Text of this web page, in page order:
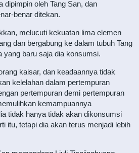
dipimpin oleh Tang San, dan
benar ditekan.
melucuti kekuatan lima elemen
dan bergabung ke dalam tubuh Tang
yang baru saja dia konsumsi.
kaisar, dan keadaannya tidak
kelelahan dalam pertempuran
pertempuran demi pertempuran
kemampuannya
tidak hanya tidak akan dikonsumsi
itu, tetapi dia akan terus menjadi lebih